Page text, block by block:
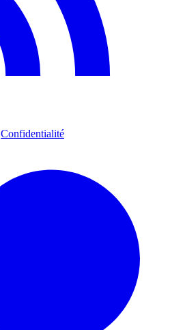
Confidentialité